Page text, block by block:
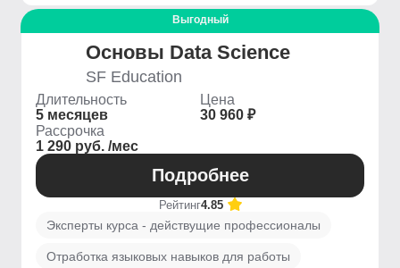
Выгодный
Основы Data Science
SF Education
Длительность
5 месяцев
Цена
30 960 ₽
Рассрочка
1 290 руб. /мес
Подробнее
Рейтинг4.85
Эксперты курса - действущие профессионалы
Отработка языковых навыков для работы